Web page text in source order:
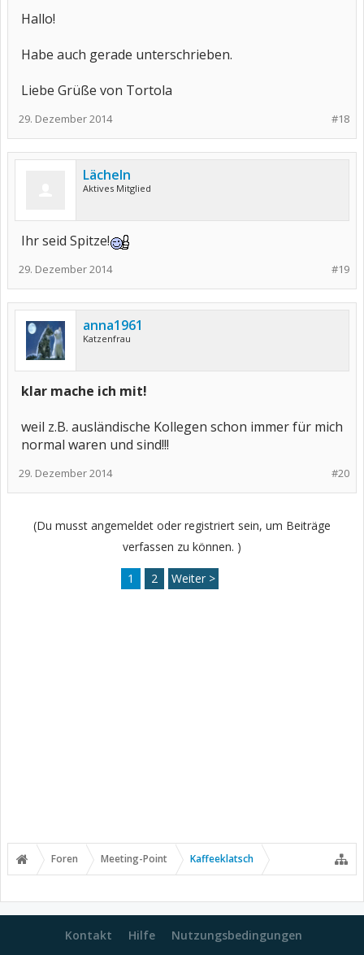
Hallo!
Habe auch gerade unterschrieben.
Liebe Grüße von Tortola
#18
29. Dezember 2014
Lächeln
Aktives Mitglied
Ihr seid Spitze!
#19
29. Dezember 2014
anna1961
Katzenfrau
klar mache ich mit!
weil z.B. ausländische Kollegen schon immer für mich
normal waren und sind!!!
#20
29. Dezember 2014
(Du musst angemeldet oder registriert sein, um Beiträge
verfassen zu können. )
1 2 Weiter >
Foren Meeting-Point Kaffeeklatsch
Kontakt Hilfe Nutzungsbedingungen